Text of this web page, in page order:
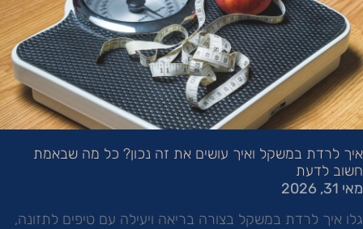
איך לרדת במשקל ואיך עושים את זה נכון? כל מה שבאמת
חשוב לדעת
מאי 31, 2026
גלו איך לרדת במשקל בצורה בריאה ויעילה עם טיפים לתזונה,